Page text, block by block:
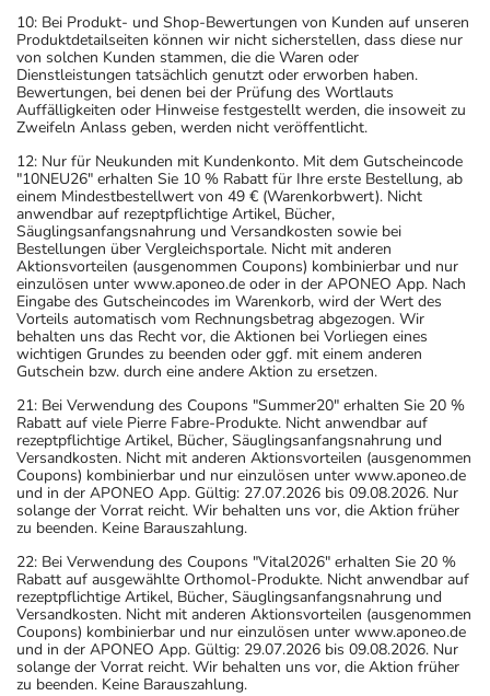
Menthol)!
- Vorsicht bei Allergie gegen Sulfit!
- Benzylalkohol: Risiko für schwerwiegende
Nebenwirkungen bei Neugeborenen und Kleinkindern (bis
zu 3 Jahren). Risiko für Akkumulation - Anwendung bei
Schwangeren, Stillenden und bei Einschränkungen der
Leber- oder Nierenfunktion.
- Sulfite (E 220 - E 228) können
Überempfindlichkeitsreaktionen und eine Verkrampfung
der Atemwege hervorrufen.
- Aspartam/Phenylalanin kann schädlich sein für
Patienten mit Phenylketonurie.
- Es kann Arzneimittel geben, mit denen
Wechselwirkungen auftreten. Sie sollten deswegen
generell vor der Behandlung mit einem neuen
Arzneimittel jedes andere, das Sie bereits anwenden,
dem Arzt oder Apotheker angeben. Das gilt auch für
Arzneimittel, die Sie selbst kaufen, nur gelegentlich
anwenden oder deren Anwendung schon einige Zeit
zurückliegt.
Bitte verwenden Sie dieses Arzneimittel nicht mehr nach
dem auf der Packung oder der Umverpackung
angegebenen Verfallsdatum. Das Verfallsdatum bezieht
sich auf den letzten Tag des angegebenen Monats.
10: Bei Produkt- und Shop-Bewertungen von Kunden auf unseren
Produktdetailseiten können wir nicht sicherstellen, dass diese nur
von solchen Kunden stammen, die die Waren oder
Dienstleistungen tatsächlich genutzt oder erworben haben.
Bewertungen, bei denen bei der Prüfung des Wortlauts
Auffälligkeiten oder Hinweise festgestellt werden, die insoweit zu
Zweifeln Anlass geben, werden nicht veröffentlicht.
12: Nur für Neukunden mit Kundenkonto. Mit dem Gutscheincode
"10NEU26" erhalten Sie 10 % Rabatt für Ihre erste Bestellung, ab
einem Mindestbestellwert von 49 € (Warenkorbwert). Nicht
anwendbar auf rezeptpflichtige Artikel, Bücher,
Säuglingsanfangsnahrung und Versandkosten sowie bei
Bestellungen über Vergleichsportale. Nicht mit anderen
Aktionsvorteilen (ausgenommen Coupons) kombinierbar und nur
einzulösen unter www.aponeo.de oder in der APONEO App. Nach
Eingabe des Gutscheincodes im Warenkorb, wird der Wert des
Vorteils automatisch vom Rechnungsbetrag abgezogen. Wir
behalten uns das Recht vor, die Aktionen bei Vorliegen eines
wichtigen Grundes zu beenden oder ggf. mit einem anderen
Gutschein bzw. durch eine andere Aktion zu ersetzen.
21: Bei Verwendung des Coupons "Summer20" erhalten Sie 20 %
Rabatt auf viele Pierre Fabre-Produkte. Nicht anwendbar auf
rezeptpflichtige Artikel, Bücher, Säuglingsanfangsnahrung und
Versandkosten. Nicht mit anderen Aktionsvorteilen (ausgenommen
Coupons) kombinierbar und nur einzulösen unter www.aponeo.de
und in der APONEO App. Gültig: 27.07.2026 bis 09.08.2026. Nur
solange der Vorrat reicht. Wir behalten uns vor, die Aktion früher
zu beenden. Keine Barauszahlung.
22: Bei Verwendung des Coupons "Vital2026" erhalten Sie 20 %
Rabatt auf ausgewählte Orthomol-Produkte. Nicht anwendbar auf
rezeptpflichtige Artikel, Bücher, Säuglingsanfangsnahrung und
Versandkosten. Nicht mit anderen Aktionsvorteilen (ausgenommen
Coupons) kombinierbar und nur einzulösen unter www.aponeo.de
und in der APONEO App. Gültig: 29.07.2026 bis 09.08.2026. Nur
solange der Vorrat reicht. Wir behalten uns vor, die Aktion früher
zu beenden. Keine Barauszahlung.